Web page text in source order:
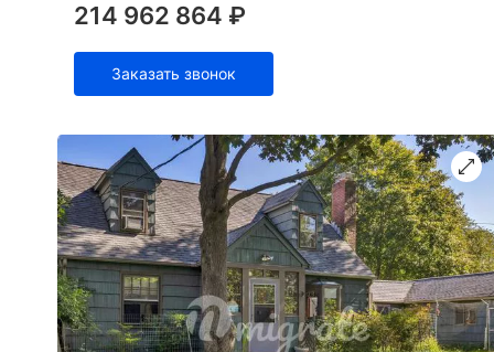
214 962 864 ₽
Заказать звонок